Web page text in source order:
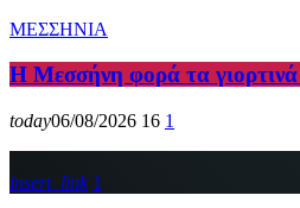
ΜΕΣΣΗΝΙΑ
Η Μεσσήνη φορά τα
today06/08/2026 16 1
insert_link 1